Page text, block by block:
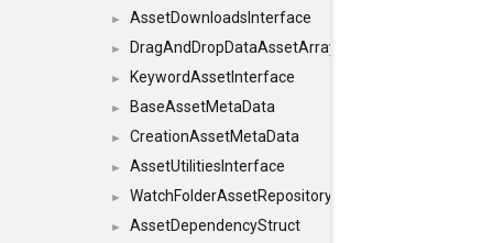
► AssetDownloadsInterface
► DragAndDropDataAssetArray
► KeywordAssetInterface
► BaseAssetMetaData
► CreationAssetMetaData
► AssetUtilitiesInterface
► WatchFolderAssetRepositoryInterface
► AssetDependencyStruct